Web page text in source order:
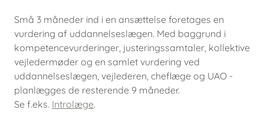
Små 3 måneder ind i en ansættelse foretages en
vurdering af uddannelseslægen. Med baggrund i
kompetencevurderinger, justeringssamtaler, kollektive
vejledermøder og en samlet vurdering ved
uddannelseslægen, vejlederen, cheflæge og UAO -
planlægges de resterende 9 måneder.
Se f.eks. Introlæge.